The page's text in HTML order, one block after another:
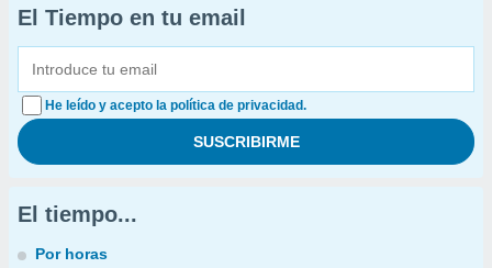
El Tiempo en tu email
He leído y acepto la política de privacidad.
El tiempo...
Por horas